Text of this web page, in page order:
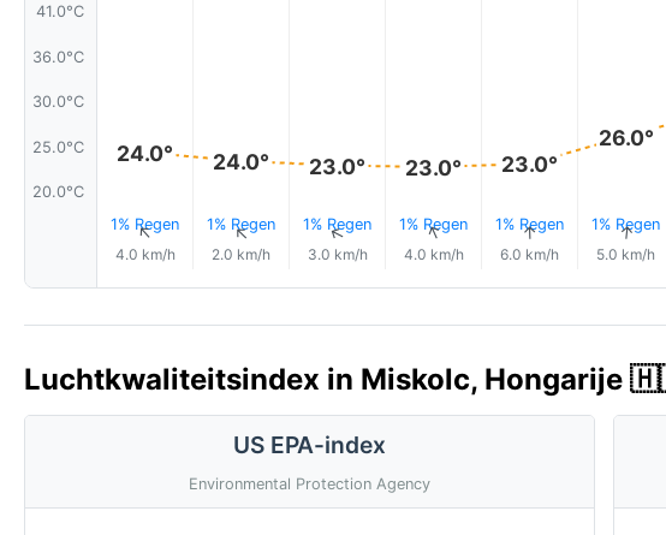
41.0°C
36.0°C
30.0°C
25.0°C
20.0°C
24.0°
1% Regen
↑
4.0 km/h
24.0°
1% Regen
↑
2.0 km/h
23.0°
1% Regen
↑
3.0 km/h
23.0°
1% Regen
↑
4.0 km/h
23.0°
1% Regen
↑
6.0 km/h
26.0°
1% Regen
↑
5.0 km/h
Luchtkwaliteitsindex in Miskolc, Hongarije
US EPA-index
Environmental Protection Agency